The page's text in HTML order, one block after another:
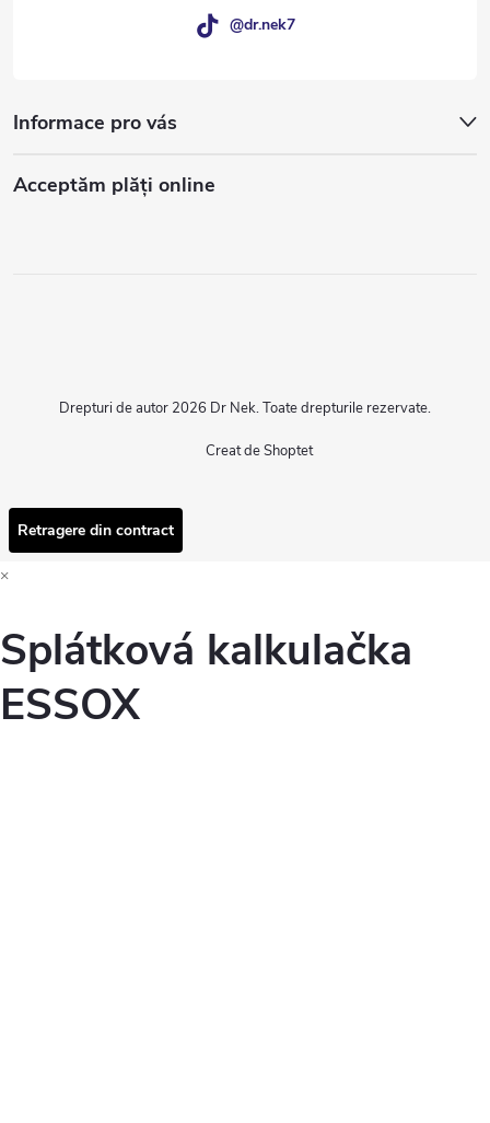
@dr.nek7
Informace pro vás
Acceptăm plăţi online
Creat de Shoptet
Drepturi de autor 2026 Dr Nek. Toate drepturile rezervate.
Retragere din contract
×
Splátková kalkulačka
ESSOX